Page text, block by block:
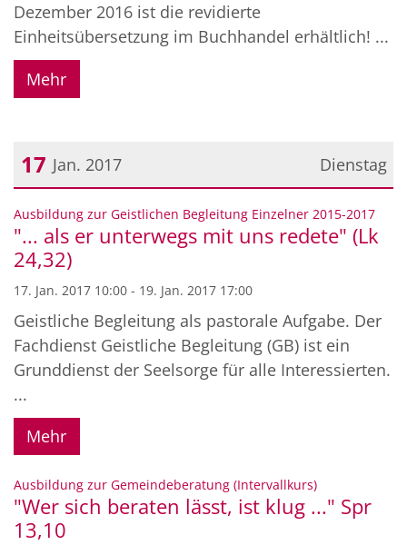
Dezember 2016 ist die revidierte
Einheitsübersetzung im Buchhandel erhältlich! ...
Mehr
Dienstag
17 Jan. 2017
Datum: 17. Januar 2017
Ausbildung zur Geistlichen Begleitung Einzelner 2015-2017:
"... als er unterwegs mit uns redete" (Lk
24,32)
17. Jan. 2017 10:00 - 19. Jan. 2017 17:00
Geistliche Begleitung als pastorale Aufgabe. Der
Fachdienst Geistliche Begleitung (GB) ist ein
Grunddienst der Seelsorge für alle Interessierten.
...
Mehr
Ausbildung zur Gemeindeberatung (Intervallkurs):
"Wer sich beraten lässt, ist klug ..." Spr
13,10